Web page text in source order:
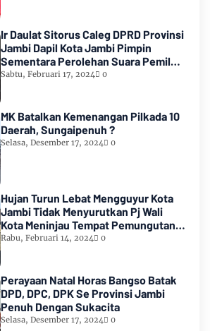
Ir Daulat Sitorus Caleg DPRD Provinsi
Jambi Dapil Kota Jambi Pimpin
Sementara Perolehan Suara Pemilu
2024
Sabtu, Februari 17, 2024 0
MK Batalkan Kemenangan Pilkada 10
Daerah, Sungaipenuh ?
Selasa, Desember 17, 2024 0
Hujan Turun Lebat Mengguyur Kota
Jambi Tidak Menyurutkan Pj Wali
Kota Meninjau Tempat Pemungutan
Suara Pemilu 2024
Rabu, Februari 14, 2024 0
Perayaan Natal Horas Bangso Batak
DPD, DPC, DPK Se Provinsi Jambi
Penuh Dengan Sukacita
Selasa, Desember 17, 2024 0